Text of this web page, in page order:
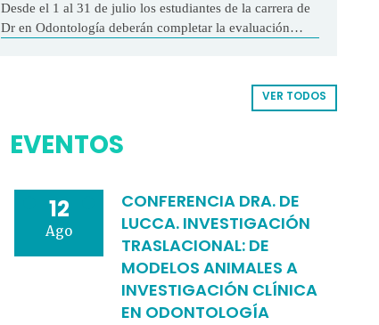
Desde el 1 al 31 de julio los estudiantes de la carrera de
Dr en Odontología deberán completar la evaluación…
VER TODOS
EVENTOS
12
Ago
CONFERENCIA DRA. DE
LUCCA. INVESTIGACIÓN
TRASLACIONAL: DE
MODELOS ANIMALES A
INVESTIGACIÓN CLÍNICA
EN ODONTOLOGÍA